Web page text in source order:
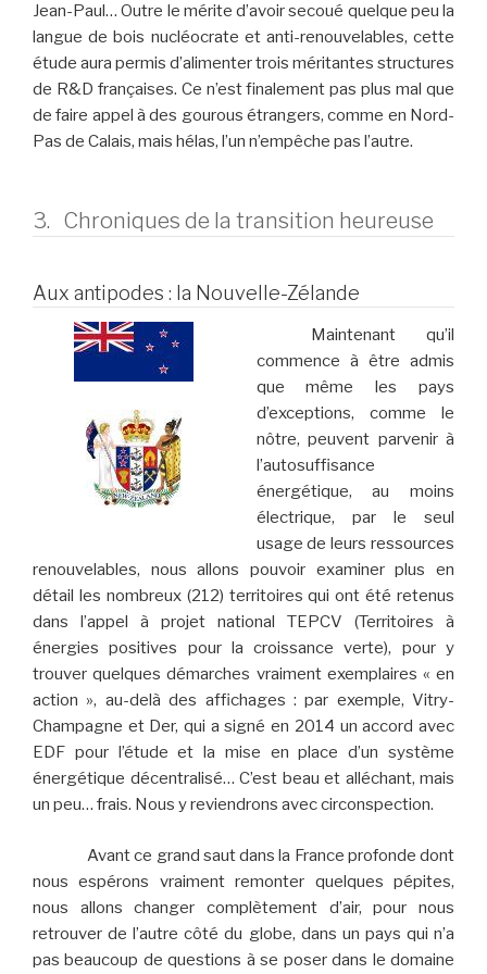
Jean-Paul… Outre le mérite d’avoir secoué quelque peu la
langue de bois nucléocrate et anti-renouvelables, cette
étude aura permis d’alimenter trois méritantes structures
de R&D françaises. Ce n’est finalement pas plus mal que
de faire appel à des gourous étrangers, comme en Nord-
Pas de Calais, mais hélas, l’un n’empêche pas l’autre.
3. Chroniques de la transition heureuse
Aux antipodes : la Nouvelle-Zélande
Maintenant qu’il
commence à être admis
que même les pays
d’exceptions, comme le
nôtre, peuvent parvenir à
l’autosuffisance
énergétique, au moins
électrique, par le seul
usage de leurs ressources
renouvelables, nous allons pouvoir examiner plus en
détail les nombreux (212) territoires qui ont été retenus
dans l’appel à projet national TEPCV (Territoires à
énergies positives pour la croissance verte), pour y
trouver quelques démarches vraiment exemplaires « en
action », au-delà des affichages : par exemple, Vitry-
Champagne et Der, qui a signé en 2014 un accord avec
EDF pour l’étude et la mise en place d’un système
énergétique décentralisé… C’est beau et alléchant, mais
un peu… frais. Nous y reviendrons avec circonspection.
Avant ce grand saut dans la France profonde dont
nous espérons vraiment remonter quelques pépites,
nous allons changer complètement d’air, pour nous
retrouver de l’autre côté du globe, dans un pays qui n’a
pas beaucoup de questions à se poser dans le domaine